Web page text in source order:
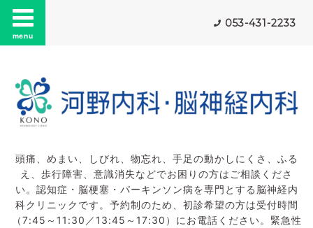
menu
053-431-2233
頭痛、めまい、しびれ、物忘れ、手足の動かしにくさ、ふる
え、歩行障害、意識消失などでお困りの方はご相談くださ
い。認知症・脳梗塞・パーキンソン病を専門とする脳神経内
科クリニックです。予約制のため、初診希望の方は受付時間
（7:45～11:30／13:45～17:30）にお電話ください。緊急性